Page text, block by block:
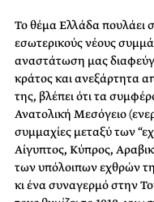
Το θέμα Ελλάδα πουλάει
εσωτερικούς νέους
αναστάτωση μας
κράτος και ανεξάρτητα
της, βλέπει ότι τα
Ανατολική Μεσόγειο
συμμαχίες μεταξύ των
Αίγυπτος, Κύπρος,
των υπόλοιπων εχθρών
κι ένα συναγερμό στην